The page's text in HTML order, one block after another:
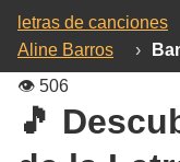
letras de canciones
Aline Barros
›
👁️ 506
🎵